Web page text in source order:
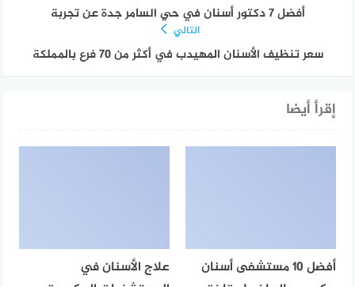
أفضل 7 دكتور أسنان في حي السامر جدة عن تجربة
التالي
سعر تنظيف الأسنان المهيدب في أكثر من 70 فرع بالمملكة
إقرأ أيضا
أفضل 10 مستشفى أسنان
علاج الأسنان في